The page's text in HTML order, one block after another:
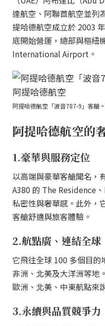
達航空、阿聯酋航空並列
提哈德航空成立於 2003
底開始營運，總部與樞紐
International Airport。
阿提哈德航空「波音787-9」客艙
阿提哈德航空的
1.豪華與服務定位
以高端與豪華客艙聞名，
A380 的 The Residence
私密性與奢華感。此外，
客艙舒適與旅客體驗。
2.航點廣、連結全球
它飛往全球 100 多個目的
非洲、北美及大洋洲等地
歐洲、北美、中東航點來
3.永續與品質競爭力